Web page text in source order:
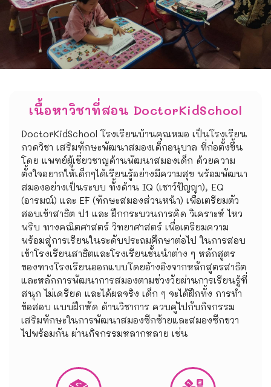
เนื้อหาวิชาที่สอน DoctorKidSchool
DoctorKidSchool โรงเรียนบ้านคุณหมอ เป็นโรงเรียน
กวดวิชา เสริมทักษะพัฒนาสมองเด็กอนุบาล ที่ก่อตั้งขึ้น
โดย แพทย์ผู้เชี่ยวชาญด้านพัฒนาสมองเด็ก ด้วยความ
ตั้งใจอยากให้เด็กๆได้เรียนรู้อย่างมีความสุข พร้อมพัฒนา
สมองอย่างเป็นระบบ ทั้งด้าน IQ (เชาว์ปัญญา), EQ
(อารมณ์) และ EF (ทักษะสมองส่วนหน้า) เพื่อเตรียมตัว
สอบเข้าสาธิต ป1 และ ฝึกกระบวนการคิด วิเคราะห์ ไหว
พริบ ทางคณิตศาสตร์ วิทยาศาสตร์ เพื่อเตรียมความ
พร้อมสู่การเรียนในระดับประถมศึกษาต่อไป ในการสอบ
เข้าโรงเรียนสาธิตและโรงเรียนชั้นนำต่าง ๆ หลักสูตร
ของทางโรงเรียนออกแบบโดยอ้างอิงจากหลักสูตรสาธิต
และหลักการพัฒนาการสมองตามช่วงวัยผ่านการเรียนรู้ที่
สนุก ไม่เครียด และได้ผลจริง เด็ก ๆ จะได้ฝึกทั้ง การทำ
ข้อสอบ แบบฝึกหัด ด้านวิชาการ ควบคู่ไปกับกิจกรรม
เสริมทักษะในการพัฒนาสมองซีกซ้ายและสมองซีกขวา
ไปพร้อมกัน ผ่านกิจกรรมหลากหลาย เช่น